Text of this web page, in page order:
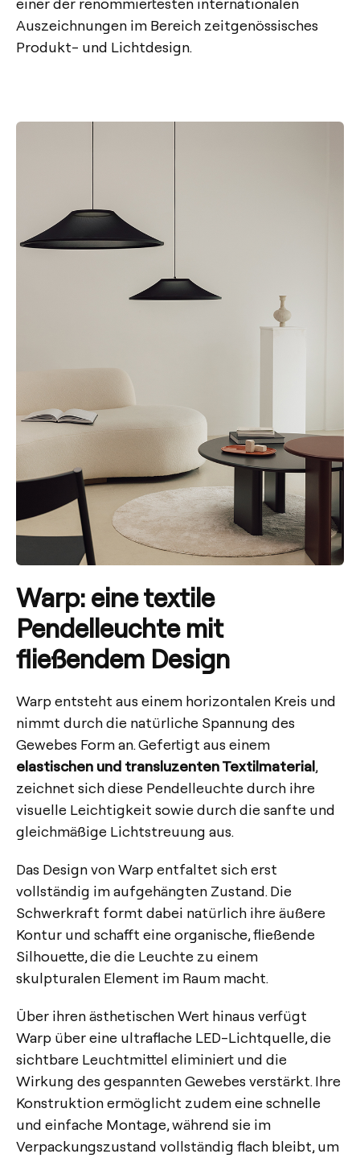
Auszeichnungen im Bereich zeitgenössisches
Produkt- und Lichtdesign.
Warp: eine textile
Pendelleuchte mit
fließendem Design
Warp entsteht aus einem horizontalen Kreis und
nimmt durch die natürliche Spannung des
Gewebes Form an. Gefertigt aus einem
elastischen und transluzenten Textilmaterial,
zeichnet sich diese Pendelleuchte durch ihre
visuelle Leichtigkeit sowie durch die sanfte und
gleichmäßige Lichtstreuung aus.
Das Design von Warp entfaltet sich erst
vollständig im aufgehängten Zustand. Die
Schwerkraft formt dabei natürlich ihre äußere
Kontur und schafft eine organische, fließende
Silhouette, die die Leuchte zu einem
skulpturalen Element im Raum macht.
Über ihren ästhetischen Wert hinaus verfügt
Warp über eine ultraflache LED-Lichtquelle, die
sichtbare Leuchtmittel eliminiert und die
Wirkung des gespannten Gewebes verstärkt. Ihre
Konstruktion ermöglicht zudem eine schnelle
und einfache Montage, während sie im
Verpackungszustand vollständig flach bleibt, um